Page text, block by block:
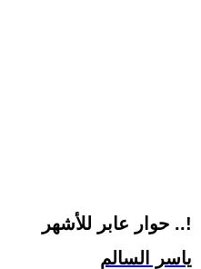
حوار عابر للأشهر ..!
ياسر السالم